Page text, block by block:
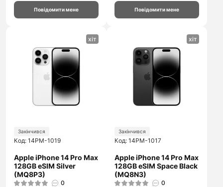
Повідомити мене Повідомити мене
хіт
Закінчився
Код: 14PM-1019
Apple iPhone 14 Pro Max
128GB eSIM Silver
(MQ8P3)
0
хіт
Закінчився
Код: 14PM-1017
Apple iPhone 14 Pro Max
128GB eSIM Space Black
(MQ8N3)
0